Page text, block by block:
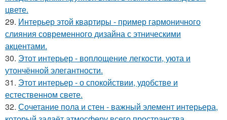
цвете.
29. Интерьер этой квартиры - пример гармоничного
слияния современного дизайна с этническими
акцентами.
30. Этот интерьер - воплощение легкости, уюта и
утончённой элегантности.
31. Этот интерьер - о спокойствии, удобстве и
естественном свете.
32. Сочетание пола и стен - важный элемент интерьера,